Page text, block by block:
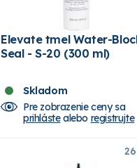
Elevate tmel Water-
Seal - S-20 (300 ml)
Skladom
Pre zobrazenie ceny sa
prihlástealebo registrujte